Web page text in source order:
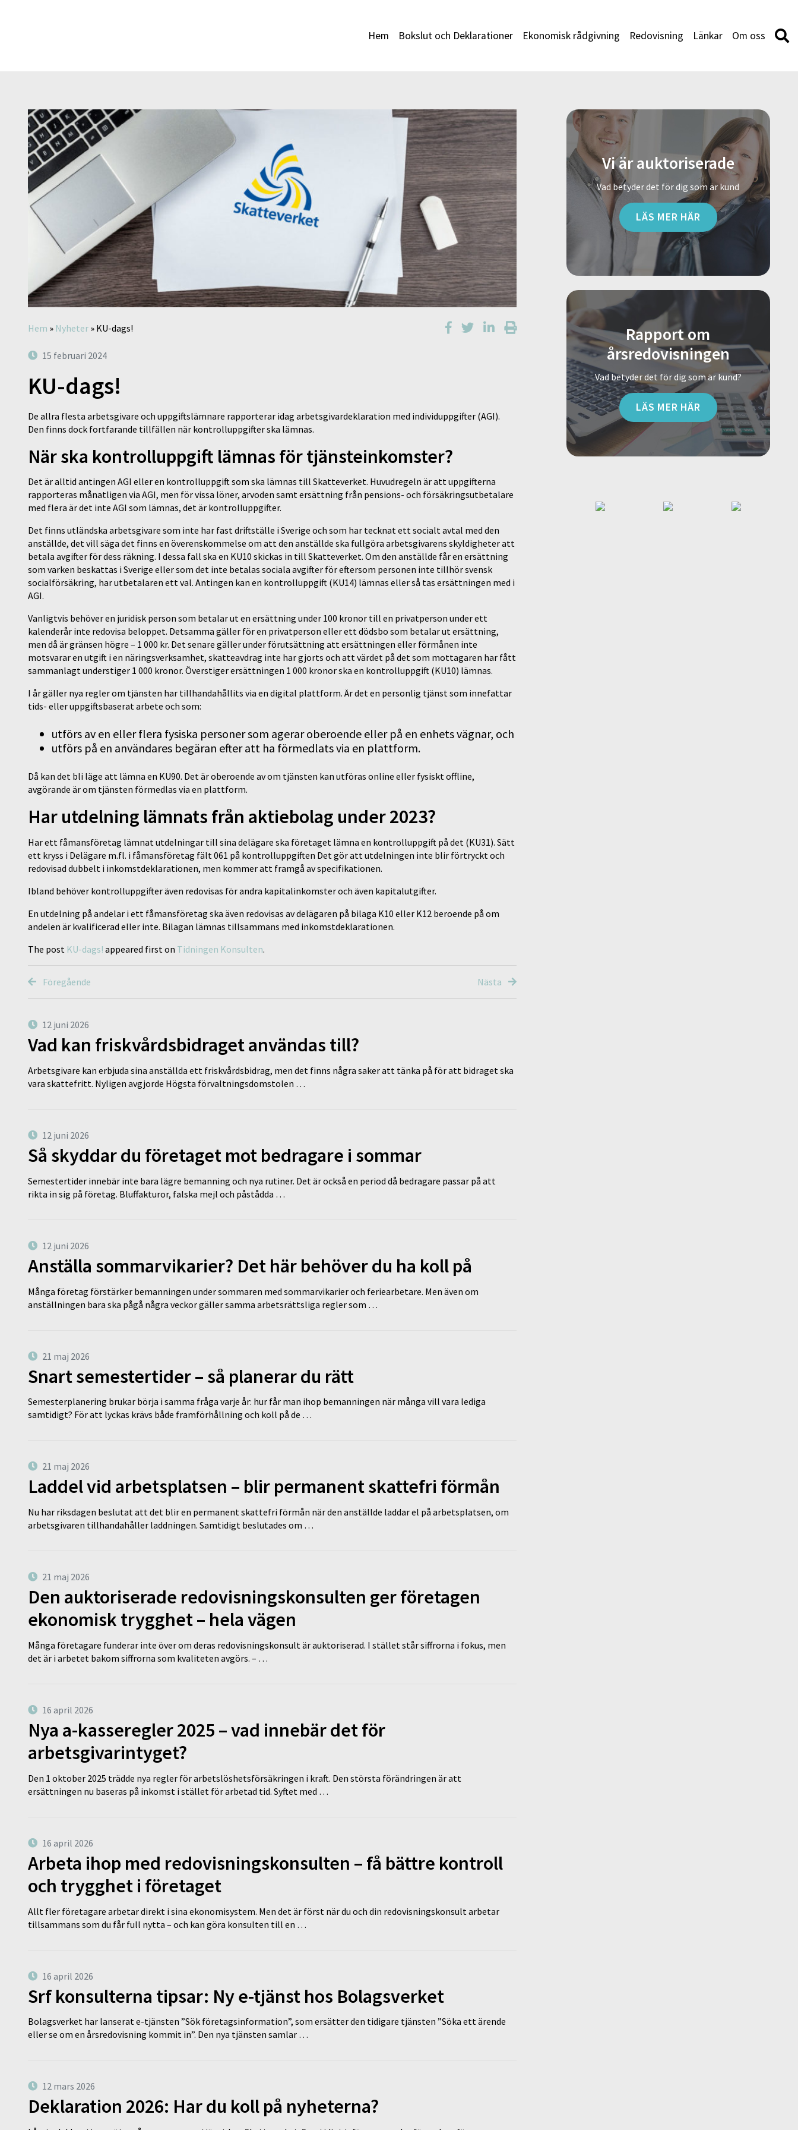
Hem Bokslut och Deklarationer Ekonomisk rådgivning Redovisning Länkar Om oss
Hem » Nyheter » KU-dags!
15 februari 2024
KU-dags!
De allra flesta arbetsgivare och uppgiftslämnare rapporterar idag arbetsgivardeklaration med individuppgifter (AGI).
Den finns dock fortfarande tillfällen när kontrolluppgifter ska lämnas.
När ska kontrolluppgift lämnas för tjänsteinkomster?
Det är alltid antingen AGI eller en kontrolluppgift som ska lämnas till Skatteverket. Huvudregeln är att uppgifterna
rapporteras månatligen via AGI, men för vissa löner, arvoden samt ersättning från pensions- och försäkringsutbetalare
med flera är det inte AGI som lämnas, det är kontrolluppgifter.
Det finns utländska arbetsgivare som inte har fast driftställe i Sverige och som har tecknat ett socialt avtal med den
anställde, det vill säga det finns en överenskommelse om att den anställde ska fullgöra arbetsgivarens skyldigheter att
betala avgifter för dess räkning. I dessa fall ska en KU10 skickas in till Skatteverket. Om den anställde får en ersättning
som varken beskattas i Sverige eller som det inte betalas sociala avgifter för eftersom personen inte tillhör svensk
socialförsäkring, har utbetalaren ett val. Antingen kan en kontrolluppgift (KU14) lämnas eller så tas ersättningen med i
AGI.
Vanligtvis behöver en juridisk person som betalar ut en ersättning under 100 kronor till en privatperson under ett
kalenderår inte redovisa beloppet. Detsamma gäller för en privatperson eller ett dödsbo som betalar ut ersättning,
men då är gränsen högre – 1 000 kr. Det senare gäller under förutsättning att ersättningen eller förmånen inte
motsvarar en utgift i en näringsverksamhet, skatteavdrag inte har gjorts och att värdet på det som mottagaren har fått
sammanlagt understiger 1 000 kronor. Överstiger ersättningen 1 000 kronor ska en kontrolluppgift (KU10) lämnas.
I år gäller nya regler om tjänsten har tillhandahållits via en digital plattform. Är det en personlig tjänst som innefattar
tids- eller uppgiftsbaserat arbete och som:
utförs av en eller flera fysiska personer som agerar oberoende eller på en enhets vägnar, och
utförs på en användares begäran efter att ha förmedlats via en plattform.
Då kan det bli läge att lämna en KU90. Det är oberoende av om tjänsten kan utföras online eller fysiskt offline,
avgörande är om tjänsten förmedlas via en plattform.
Har utdelning lämnats från aktiebolag under 2023?
Har ett fåmansföretag lämnat utdelningar till sina delägare ska företaget lämna en kontrolluppgift på det (KU31). Sätt
ett kryss i Delägare m.fl. i fåmansföretag fält 061 på kontrolluppgiften Det gör att utdelningen inte blir förtryckt och
redovisad dubbelt i inkomstdeklarationen, men kommer att framgå av specifikationen.
Ibland behöver kontrolluppgifter även redovisas för andra kapitalinkomster och även kapitalutgifter.
En utdelning på andelar i ett fåmansföretag ska även redovisas av delägaren på bilaga K10 eller K12 beroende på om
andelen är kvalificerad eller inte. Bilagan lämnas tillsammans med inkomstdeklarationen.
The post KU-dags! appeared first on Tidningen Konsulten.
Föregående Nästa
12 juni 2026
Vad kan friskvårdsbidraget användas till?
Arbetsgivare kan erbjuda sina anställda ett friskvårdsbidrag, men det finns några saker att tänka på för att bidraget ska
vara skattefritt. Nyligen avgjorde Högsta förvaltningsdomstolen …
12 juni 2026
Så skyddar du företaget mot bedragare i sommar
Semestertider innebär inte bara lägre bemanning och nya rutiner. Det är också en period då bedragare passar på att
rikta in sig på företag. Bluffakturor, falska mejl och påstådda …
12 juni 2026
Anställa sommarvikarier? Det här behöver du ha koll på
Många företag förstärker bemanningen under sommaren med sommarvikarier och feriearbetare. Men även om
anställningen bara ska pågå några veckor gäller samma arbetsrättsliga regler som …
21 maj 2026
Snart semestertider – så planerar du rätt
Semesterplanering brukar börja i samma fråga varje år: hur får man ihop bemanningen när många vill vara lediga
samtidigt? För att lyckas krävs både framförhållning och koll på de …
21 maj 2026
Laddel vid arbetsplatsen – blir permanent skattefri förmån
Nu har riksdagen beslutat att det blir en permanent skattefri förmån när den anställde laddar el på arbetsplatsen, om
arbetsgivaren tillhandahåller laddningen. Samtidigt beslutades om …
21 maj 2026
Den auktoriserade redovisningskonsulten ger företagen
ekonomisk trygghet – hela vägen
Många företagare funderar inte över om deras redovisningskonsult är auktoriserad. I stället står siffrorna i fokus, men
det är i arbetet bakom siffrorna som kvaliteten avgörs. – …
16 april 2026
Nya a-kasseregler 2025 – vad innebär det för
arbetsgivarintyget?
Den 1 oktober 2025 trädde nya regler för arbetslöshetsförsäkringen i kraft. Den största förändringen är att
ersättningen nu baseras på inkomst i stället för arbetad tid. Syftet med …
16 april 2026
Arbeta ihop med redovisningskonsulten – få bättre kontroll
och trygghet i företaget
Allt fler företagare arbetar direkt i sina ekonomisystem. Men det är först när du och din redovisningskonsult arbetar
tillsammans som du får full nytta – och kan göra konsulten till en …
16 april 2026
Srf konsulterna tipsar: Ny e-tjänst hos Bolagsverket
Bolagsverket har lanserat e-tjänsten ”Sök företagsinformation”, som ersätter den tidigare tjänsten ”Söka ett ärende
eller se om en årsredovisning kommit in”. Den nya tjänsten samlar …
12 mars 2026
Deklaration 2026: Har du koll på nyheterna?
Vi är auktoriserade
Vad betyder det för dig som är kund
LÄS MER HÄR
Rapport om
årsredovisningen
Vad betyder det för dig som är kund?
LÄS MER HÄR